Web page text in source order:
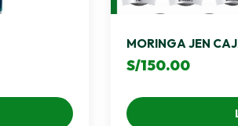
MORINGA JEN
S/150.00